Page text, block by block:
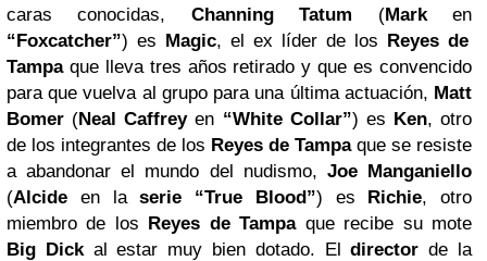
caras conocidas, Channing Tatum (Marken
“Foxcatcher”) es Magic, el ex líder de los Reyes de
Tampaque lleva tres años retirado y que es convencido
para que vuelva al grupo para una última actuación, Matt
Bomer (Neal Caffreyen “White Collar”) es Ken, otro
de los integrantes de los Reyes de Tampaque se resiste
a abandonar el mundo del nudismo, Joe Manganiello
(Alcide en laserie “True Blood”) es Richie, otro
miembro de los Reyes de Tampaque recibe su mote
Big Dickal estar muy bien dotado. Eldirectorde la